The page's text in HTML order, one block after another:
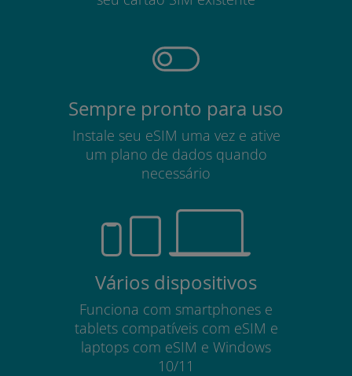
Sempre pronto para uso
Instale seu eSIM uma vez e ative
um plano de dados quando
necessário
Vários dispositivos
Funciona com smartphones e
tablets compatíveis com eSIM e
laptops com eSIM e Windows
10/11